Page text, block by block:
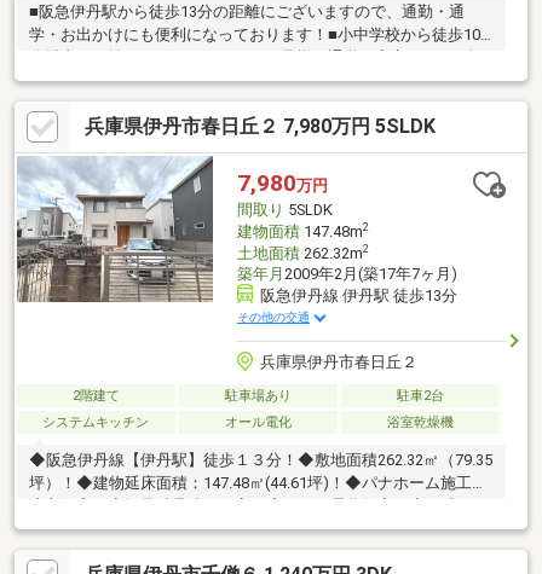
■阪急伊丹駅から徒歩13分の距離にございますので、通勤・通
学・お出かけにも便利になっております！■小中学校から徒歩10
分以内の距離にございますので、お子様の通学も安心です！■全
客室収納がございますので、荷物が多いご家庭でも安心です！■
シューズクローゼットがございますので、靴やアウトドア用品も
汚れを気にせず収納でき玄関スッキリ！■カウンターキッチンで
家族とコミュニケーションを取りやすい間取りになっておりま
す！■1階にLDKと水回りが集約して配置されたプラン！■LDKと和
室3帖が続き間で一体として利用できる造りです。～周辺施設～稲
野小学校・・・徒歩650ｍ（徒歩9分
兵庫県伊丹市春日丘２ 7,980万円 5SLDK
7,980万円
間取り 5SLDK
建物面積147.48m2
土地面積262.32m2
築年月 2009年2月(築17年7ヶ月)
阪急伊丹線 伊丹駅 徒歩13分
その他の交通
兵庫県伊丹市春日丘２
2階建て 駐車場あり
駐車2台
システムキッチン
オール電化 浴室乾燥機
◆阪急伊丹線【伊丹駅】徒歩１３分！◆敷地面積262.32㎡（79.35
坪）！◆建物延床面積：147.48㎡(44.61坪)！◆パナホーム施工の
年２月建築！◆５ＬＤＫ＋納戸の間取り！◆収納豊富！◆駐車２
台可能！（車種による）◆東南角地の物件！◆２面バルコニー！